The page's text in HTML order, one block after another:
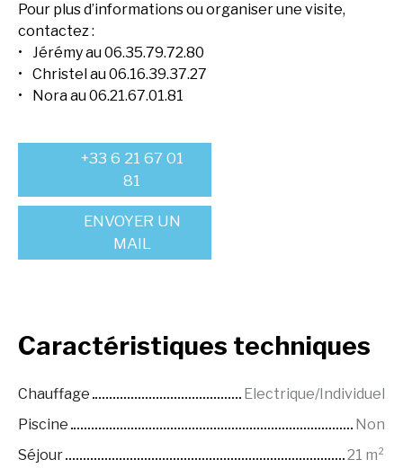
Pour plus d’informations ou organiser une visite,
contactez :
Jérémy au 06.35.79.72.80
Christel au 06.16.39.37.27
Nora au 06.21.67.01.81
+33 6 21 67 01
81
ENVOYER UN
MAIL
Caractéristiques techniques
Chauffage
Electrique/Individuel
Piscine
Non
Séjour
21 m²